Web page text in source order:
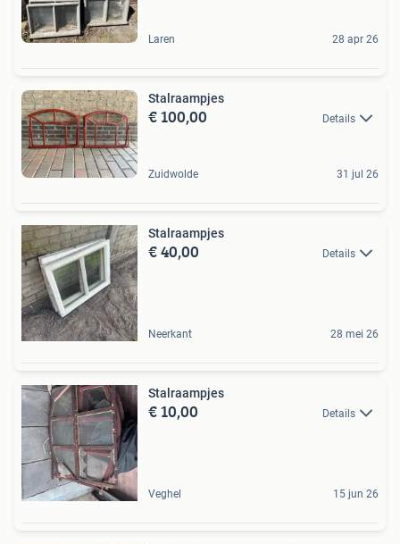
Laren 28 apr 26
Stalraampjes
€ 100,00 Details
Zuidwolde 31 jul 26
Stalraampjes
€ 40,00 Details
Neerkant 28 mei 26
Stalraampjes
€ 10,00 Details
Veghel 15 jun 26